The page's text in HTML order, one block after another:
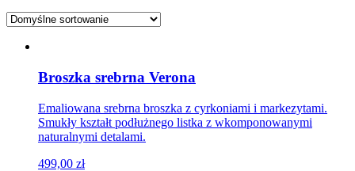
Broszka srebrna Verona
Emaliowana srebrna broszka z cyrkoniami i markezytami.
Smukły kształt podłużnego listka z wkomponowanymi
naturalnymi detalami.
499,00 zł